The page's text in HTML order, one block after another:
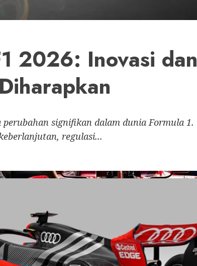
2026: Inovasi dan
signifikan dalam dunia Formula 1.
regulasi...